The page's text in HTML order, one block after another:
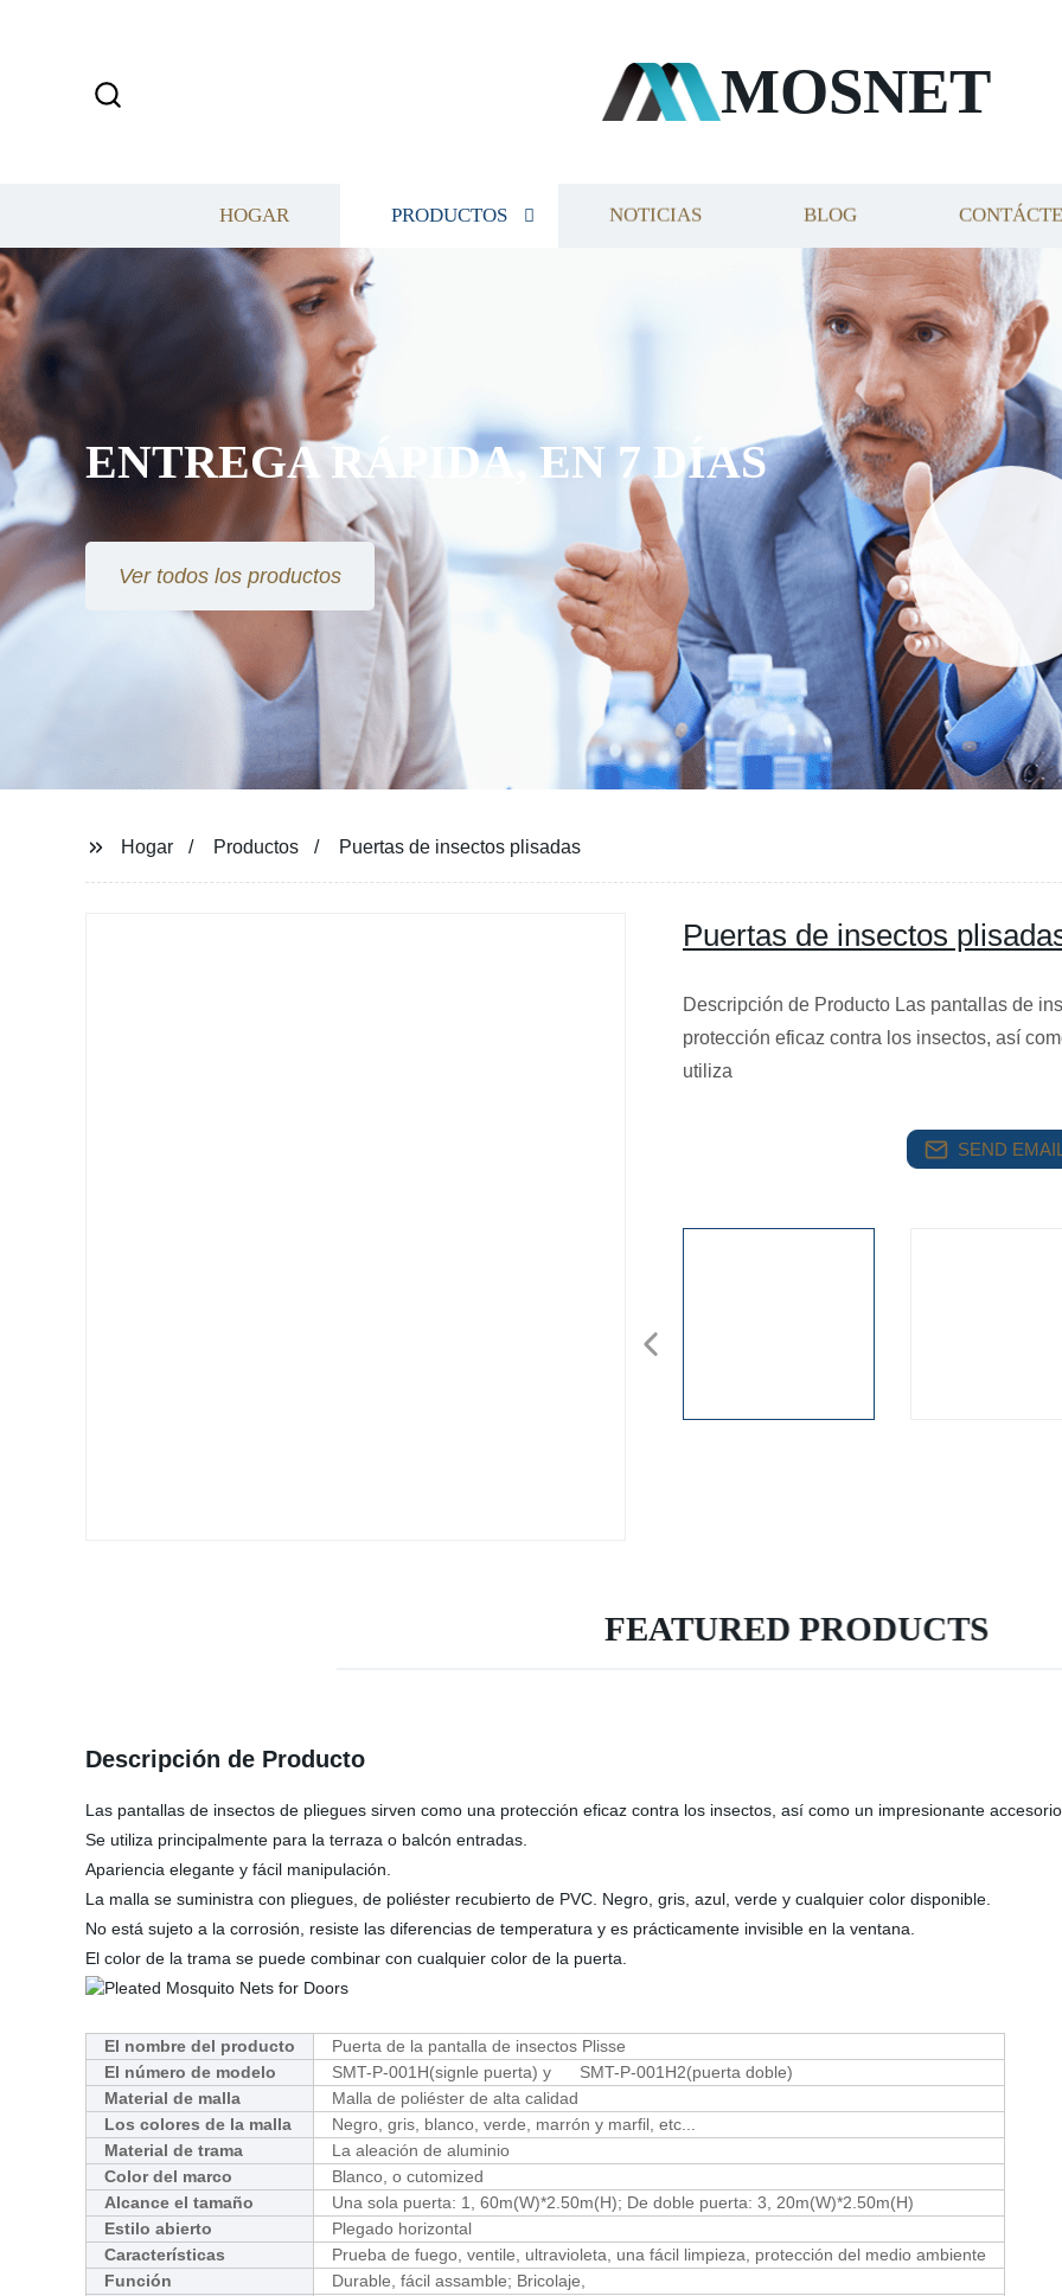
MOSNET
HOGAR PRODUCTOS NOTICIAS BLOG
ENTREGA RÁPIDA, EN 7 DÍAS
Ver todos los productos
Hogar Productos Puertas de insectos plisadas
Puertas de insectos
Descripción de Producto Las pantallas de
protección eficaz contra los insectos, así
utiliza
SEND
FEATURED PRODUCTS
Descripción de Producto
Las pantallas de insectos de pliegues sirven como una protección eficaz contra los insectos, así como un impresionante accesorio.
Se utiliza principalmente para la terraza o balcón entradas.
Apariencia elegante y fácil manipulación.
La malla se suministra con pliegues, de poliéster recubierto de PVC. Negro, gris, azul, verde y cualquier color disponible.
No está sujeto a la corrosión, resiste las diferencias de temperatura y es prácticamente invisible en la ventana.
El color de la trama se puede combinar con cualquier color de la puerta.
El nombre del producto
Puerta de la pantalla de insectos Plisse
El número de modelo
SMT-P-001H(signle puerta) y SMT-P-001H2(puerta doble)
Material de malla
Malla de poliéster de alta calidad
Los colores de la malla
Negro, gris, blanco, verde, marrón y marfil, etc...
Material de trama
La aleación de aluminio
Color del marco
Blanco, o cutomized
Alcance el tamaño
Una sola puerta: 1, 60m(W)*2.50m(H); De doble puerta: 3, 20m(W)*2.50m(H)
Estilo abierto
Plegado horizontal
Características
Prueba de fuego, ventile, ultravioleta, una fácil limpieza, protección del medio ambiente
Función
Durable, fácil assamble; Bricolaje,